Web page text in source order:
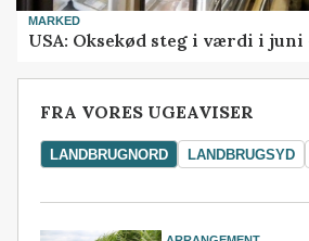
MARKED
USA: Oksekød steg i værdi i
FRA VORES UGEAVISER
LANDBRUGNORD LANDBRUGSYD